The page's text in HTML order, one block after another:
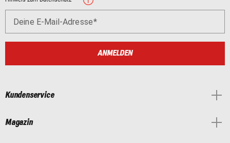
Deine E-Mail-Adresse
ANMELDEN
Kundenservice
Magazin